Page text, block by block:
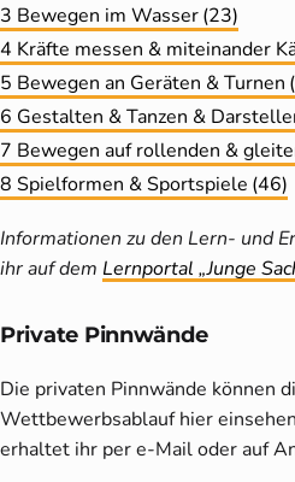
3 Bewegen im Wasser(23)
4 Kräfte messen & miteinander
5 Bewegen an Geräten & Turnen
6 Gestalten & Tanzen &
7 Bewegen auf rollenden &
8 Spielformen & Sportspiele (46)
Informationen zu den Lern- und
ihr auf dem Lernportal „Junge
Private Pinnwände
Die privaten Pinnwände können
Wettbewerbsablauf hier
erhaltet ihr per e-Mail oder auf